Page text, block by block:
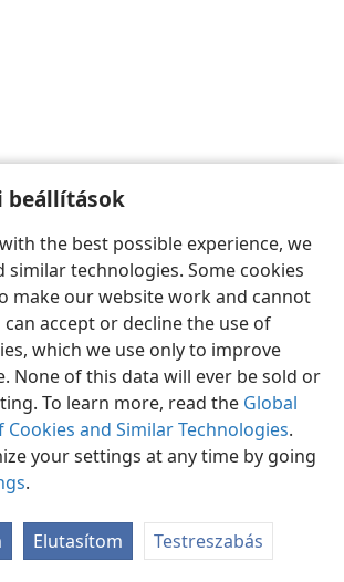
beállítások
the best possible experience, we
similar technologies. Some cookies
make our website work and cannot
can accept or decline the use of
which we use only to improve
None of this data will ever be sold or
To learn more, read the Global
Cookies and Similar Technologies.
your settings at any time by going
.
Elutasítom Testreszabás
Magyar Beállítások
Tower Bible and Tract Society of Pennsylvania
Bizalmas információra vonatkozó szabályok
beállítások
JW.ORG Bejelentkezés